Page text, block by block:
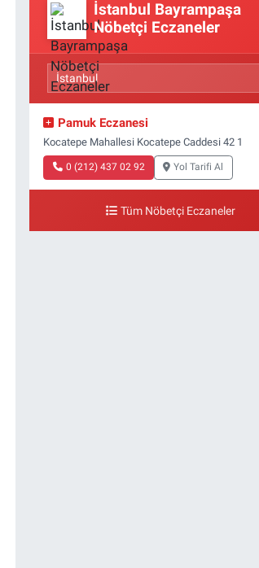
İstanbul Bayrampaşa
Nöbetçi Eczaneler
Pamuk Eczanesi
Kocatepe Mahallesi Kocatepe Caddesi 42 1
0 (212) 437 02 92 Yol Tarifi Al
Tüm Nöbetçi Eczaneler